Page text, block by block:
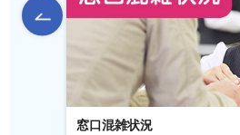
前のスライドを表示
窓口混雑状況